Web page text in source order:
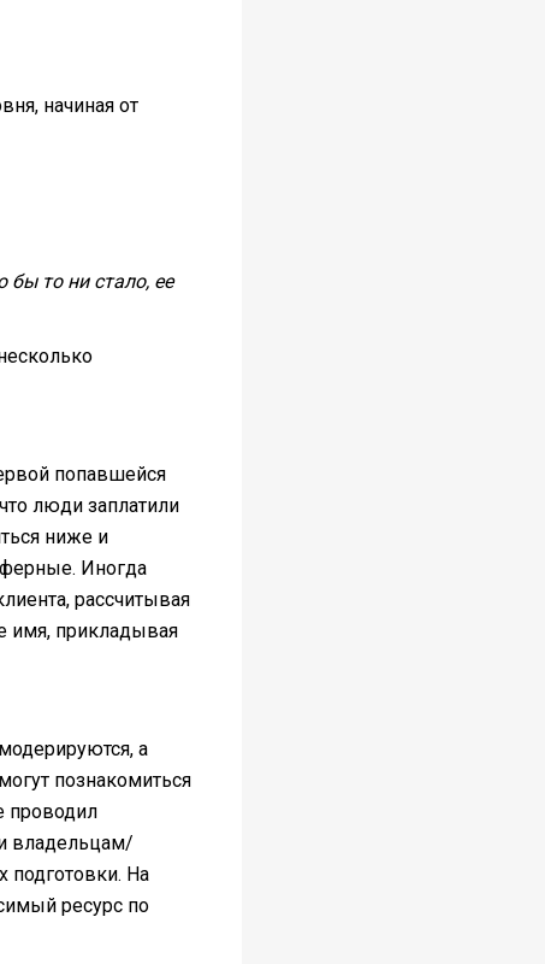
начиная от
бы то ни стало, ее
попавшейся
люди заплатили
ниже и
Иногда
рассчитывая
имя, прикладывая
а
познакомиться
проводил
владельцам/
подготовки. На
ресурс по